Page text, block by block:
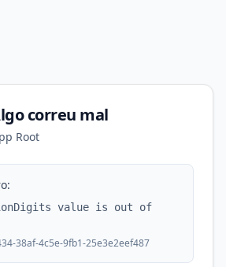
correu mal
Root
value is out of
38af-4c5e-9fb1-25e3e2eef487